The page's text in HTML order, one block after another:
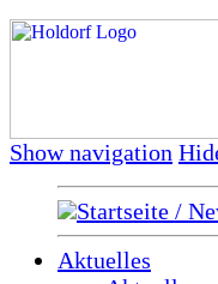
Show navigation
Startseite /
Aktuelles